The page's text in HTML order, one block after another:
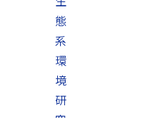
態
系
環
境
研